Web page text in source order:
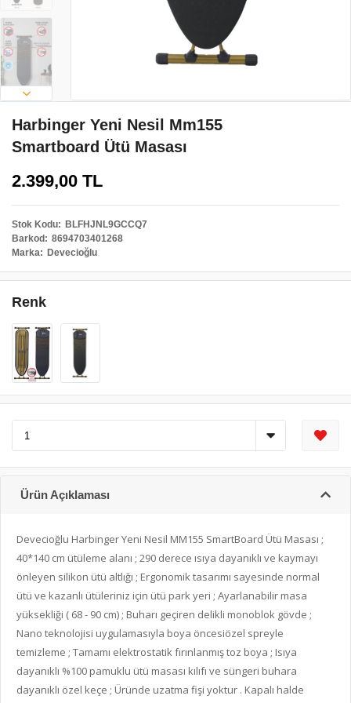
Harbinger Yeni Nesil Mm155
Smartboard Ütü Masası
2.399,00 TL
Stok Kodu
BLFHJNL9GCCQ7
Barkod
8694703401268
Marka
Devecioğlu
Renk
Ürün Açıklaması
Devecioğlu Harbinger Yeni Nesil MM155 SmartBoard Ütü Masası ;
40*140 cm ütüleme alanı ; 290 derece ısıya dayanıklı ve kaymayı
önleyen silikon ütü altlığı ; Ergonomik tasarımı sayesinde normal
ütü ve kazanlı ütüleriniz için ütü park yeri ; Ayarlanabilir masa
yüksekliği ( 68 - 90 cm) ; Buharı geçiren delikli monoblok gövde ;
Nano teknolojisi uygulamasıyla boya öncesiözel spreyle
temizleme ; Tamamı elektrostatik fırınlanmış toz boya ; Isıya
dayanıklı %100 pamuklu ütü masası kılıfı ve süngeri buhara
dayanıklı özel keçe ; Üründe uzatma fişi yoktur . Kapalı halde